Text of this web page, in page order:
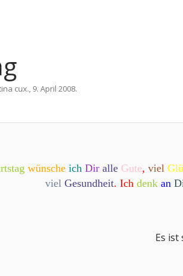
cux., 9. April 2008.
wünsche ich Dir alle Gute, viel
viel Gesundheit. Ich denk an
Es ist